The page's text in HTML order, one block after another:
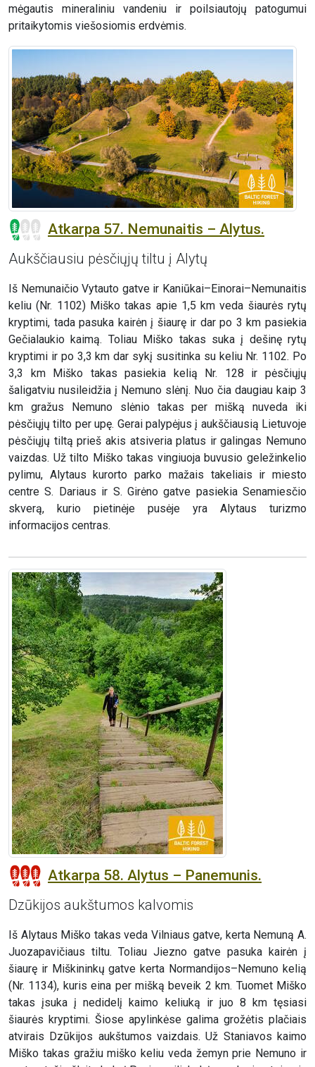
mėgautis mineraliniu vandeniu ir poilsiautojų patogumui
pritaikytomis viešosiomis erdvėmis.
Atkarpa 57. Nemunaitis – Alytus.
Aukščiausiu pėsčiųjų tiltu į Alytų
Iš Nemunaičio Vytauto gatve ir Kaniūkai–Einorai–Nemunaitis
keliu (Nr. 1102) Miško takas apie 1,5 km veda šiaurės rytų
kryptimi, tada pasuka kairėn į šiaurę ir dar po 3 km pasiekia
Gečialaukio kaimą. Toliau Miško takas suka į dešinę rytų
kryptimi ir po 3,3 km dar sykį susitinka su keliu Nr. 1102. Po
3,3 km Miško takas pasiekia kelią Nr. 128 ir pėsčiųjų
šaligatviu nusileidžia į Nemuno slėnį. Nuo čia daugiau kaip 3
km gražus Nemuno slėnio takas per mišką nuveda iki
pėsčiųjų tilto per upę. Gerai palypėjus į aukščiausią Lietuvoje
pėsčiųjų tiltą prieš akis atsiveria platus ir galingas Nemuno
vaizdas. Už tilto Miško takas vingiuoja buvusio geležinkelio
pylimu, Alytaus kurorto parko mažais takeliais ir miesto
centre S. Dariaus ir S. Girėno gatve pasiekia Senamiesčio
skverą, kurio pietinėje pusėje yra Alytaus turizmo
informacijos centras.
Atkarpa 58. Alytus – Panemunis.
Dzūkijos aukštumos kalvomis
Iš Alytaus Miško takas veda Vilniaus gatve, kerta Nemuną A.
Juozapavičiaus tiltu. Toliau Jiezno gatve pasuka kairėn į
šiaurę ir Miškininkų gatve kerta Normandijos–Nemuno kelią
(Nr. 1134), kuris eina per mišką beveik 2 km. Tuomet Miško
takas įsuka į nedidelį kaimo keliuką ir juo 8 km tęsiasi
šiaurės kryptimi. Šiose apylinkėse galima grožėtis plačiais
atvirais Dzūkijos aukštumos vaizdais. Už Staniavos kaimo
Miško takas gražiu miško keliu veda žemyn prie Nemuno ir